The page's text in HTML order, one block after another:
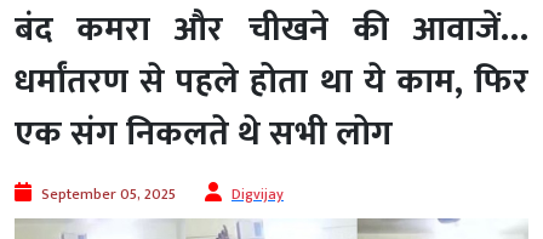
बंद कमरा और चीखने की आवाजें…
धर्मांतरण से पहले होता था ये काम, फिर
एक संग निकलते थे सभी लोग
September 05, 2025 Digvijay